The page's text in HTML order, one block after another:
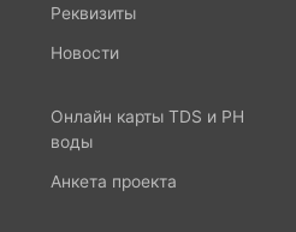
Реквизиты
Новости
Онлайн карты TDS и PH
воды
Анкета проекта